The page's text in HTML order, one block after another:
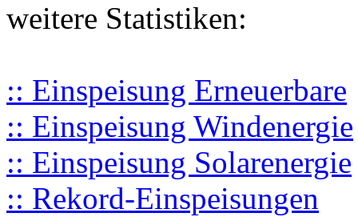
weitere Statistiken:
:: Einspeisung Erneuerbare
:: Einspeisung Windenergie
:: Einspeisung Solarenergie
:: Rekord-Einspeisungen